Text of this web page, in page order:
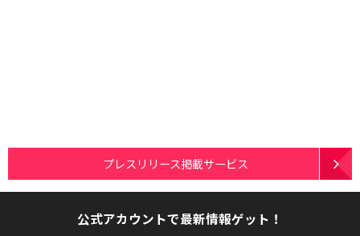
プレスリリース掲載サービス
公式アカウントで最新情報ゲット！